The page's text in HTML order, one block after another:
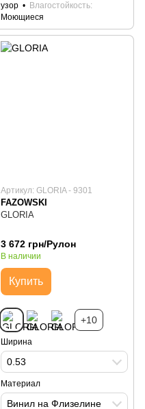
узор
Влагостойкость
Моющиеся
Артикул: GLORIA - 9301
FAZOWSKI
GLORIA
3 672 грн/Рулон
В наличии
Купить
+10
Ширина
0.53
Материал
Винил на Флизелине